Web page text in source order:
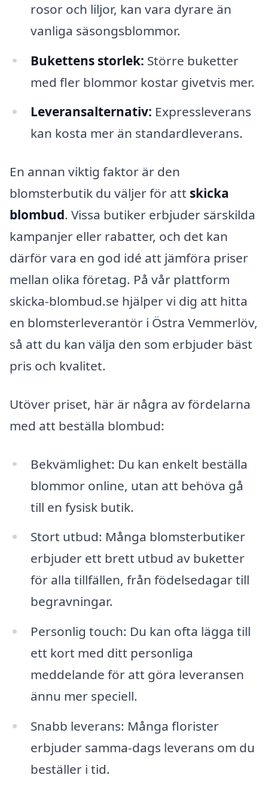
rosor och liljor, kan vara dyrare än
vanliga säsongsblommor.
Bukettens storlek: Större buketter
med fler blommor kostar givetvis mer.
Leveransalternativ: Expressleverans
kan kosta mer än standardleverans.
En annan viktig faktor är den
blomsterbutik du väljer för att skicka
blombud. Vissa butiker erbjuder särskilda
kampanjer eller rabatter, och det kan
därför vara en god idé att jämföra priser
mellan olika företag. På vår plattform
skicka-blombud.se hjälper vi dig att hitta
en blomsterleverantör i Östra Vemmerlöv,
så att du kan välja den som erbjuder bäst
pris och kvalitet.
Utöver priset, här är några av fördelarna
med att beställa blombud:
Bekvämlighet: Du kan enkelt beställa
blommor online, utan att behöva gå
till en fysisk butik.
Stort utbud: Många blomsterbutiker
erbjuder ett brett utbud av buketter
för alla tillfällen, från födelsedagar till
begravningar.
Personlig touch: Du kan ofta lägga till
ett kort med ditt personliga
meddelande för att göra leveransen
ännu mer speciell.
Snabb leverans: Många florister
erbjuder samma-dags leverans om du
beställer i tid.